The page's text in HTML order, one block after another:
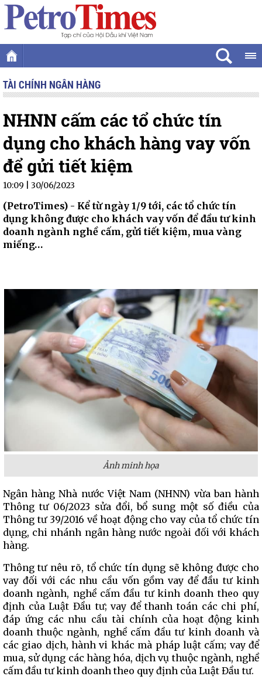
TÀI CHÍNH NGÂN HÀNG
NHNN cấm các tổ chức tín
dụng cho khách hàng vay vốn
để gửi tiết kiệm
10:09 | 30/06/2023
(PetroTimes) - Kể từ ngày 1/9 tới, các tổ chức tín
dụng không được cho khách vay vốn để đầu tư kinh
doanh ngành nghề cấm, gửi tiết kiệm, mua vàng
miếng…
Ảnh minh họa
Ngân hàng Nhà nước Việt Nam (NHNN) vừa ban hành
Thông tư 06/2023 sửa đổi, bổ sung một số điều của
Thông tư 39/2016 về hoạt động cho vay của tổ chức tín
dụng, chi nhánh ngân hàng nước ngoài đối với khách
hàng.
Thông tư nêu rõ, tổ chức tín dụng sẽ không được cho
vay đối với các nhu cầu vốn gồm vay để đầu tư kinh
doanh ngành, nghề cấm đầu tư kinh doanh theo quy
định của Luật Đầu tư; vay để thanh toán các chi phí,
đáp ứng các nhu cầu tài chính của hoạt động kinh
doanh thuộc ngành, nghề cấm đầu tư kinh doanh và
các giao dịch, hành vi khác mà pháp luật cấm; vay để
mua, sử dụng các hàng hóa, dịch vụ thuộc ngành, nghề
cấm đầu tư kinh doanh theo quy định của Luật Đầu tư.